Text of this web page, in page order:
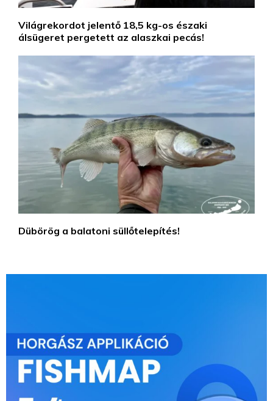
Világrekordot jelentő 18,5 kg-os északi
álsügeret pergetett az alaszkai pecás!
Dübörög a balatoni süllőtelepítés!